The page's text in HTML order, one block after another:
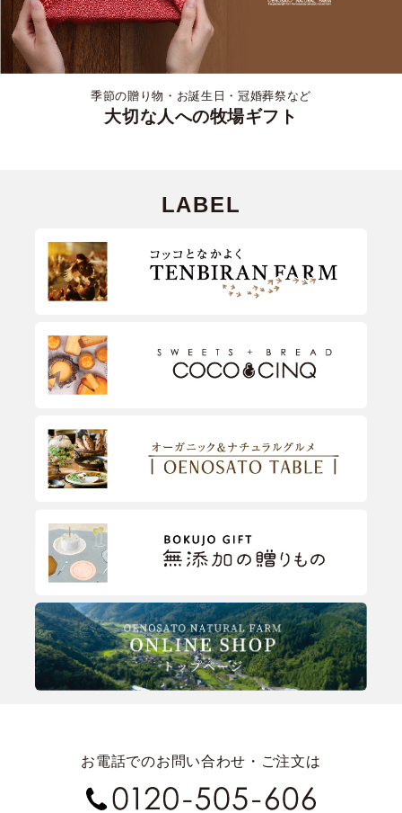
季節の贈り物・お誕生日・冠婚葬祭など
大切な人への牧場ギフト
LABEL
お電話でのお問い合わせ・ご注文は